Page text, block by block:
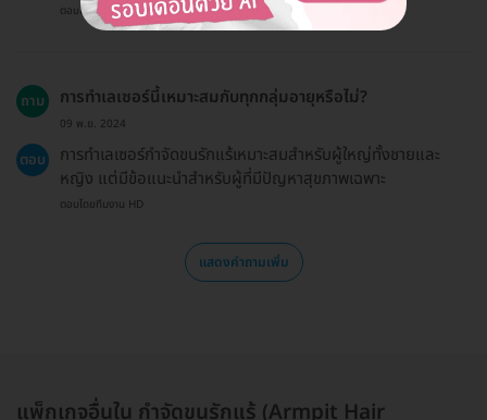
ตอบโดยทีมงาน HD
ถาม การทำเลเซอร์นี้เหมาะสมกับทุกกลุ่มอายุหรือไม่?
09 พ.ย. 2024
ตอบ
การทำเลเซอร์กำจัดขนรักแร้เหมาะสมสำหรับผู้ใหญ่ทั้งชายและ
หญิง แต่มีข้อแนะนำสำหรับผู้ที่มีปัญหาสุขภาพเฉพาะ
ตอบโดยทีมงาน HD
แสดงคำถามเพิ่ม
แพ็กเกจอื่นใน กำจัดขนรักแร้ (Armpit Hair